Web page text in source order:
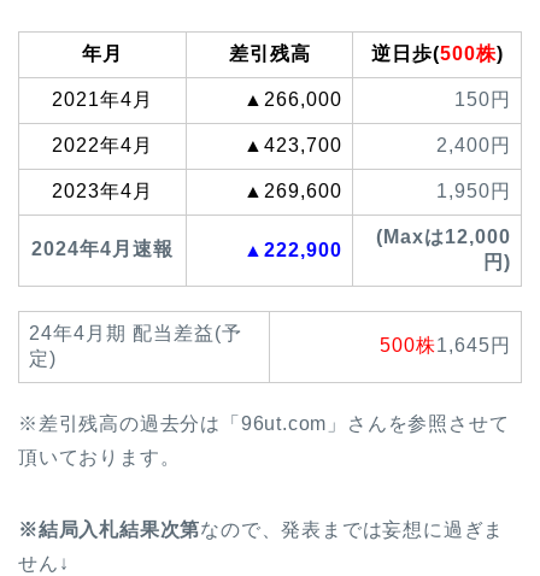
年月 差引残高 逆日歩(500株)
2021年4月 ▲266,000 150円
2022年4月 ▲423,700 2,400円
2023年4月 ▲269,600 1,950円
2024年4月速報 ▲222,900
(Maxは12,000
円)
24年4月期 配当差益(予
定)
500株1,645円
※差引残高の過去分は「96ut.com」さんを参照させて
頂いております。
※結局入札結果次第なので、発表までは妄想に過ぎま
せん↓